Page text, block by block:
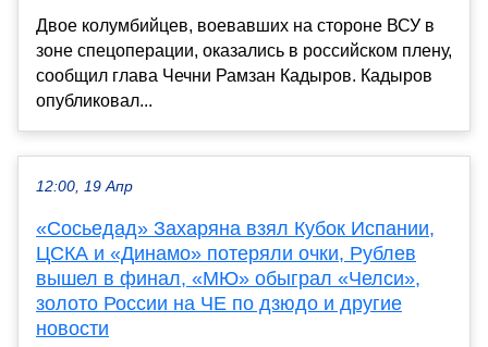
Двое колумбийцев, воевавших на стороне ВСУ в
зоне спецоперации, оказались в российском плену,
сообщил глава Чечни Рамзан Кадыров. Кадыров
опубликовал...
12:00, 19 Апр
«Сосьедад» Захаряна взял Кубок Испании,
ЦСКА и «Динамо» потеряли очки, Рублев
вышел в финал, «МЮ» обыграл «Челси»,
золото России на ЧЕ по дзюдо и другие
новости